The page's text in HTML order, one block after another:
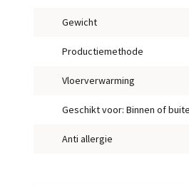
Gewicht
Productiemethode
Vloerverwarming
Geschikt voor: Binnen of
Anti allergie